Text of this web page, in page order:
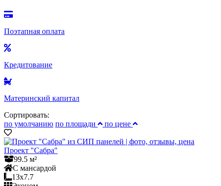
Поэтапная оплата
Кредитование
Материнский капитал
Сортировать:
по умолчанию по площади по цене
Проект "Сабра"
99.5 м²
С мансардой
13x7.7